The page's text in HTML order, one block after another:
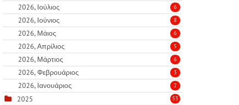
2026, Ιούλιος 6
2026, Ιούνιος 8
2026, Μάιος 6
2026, Απρίλιος 5
2026, Μάρτιος 6
2026, Φεβρουάριος 3
2026, Ιανουάριος 2
2025 53